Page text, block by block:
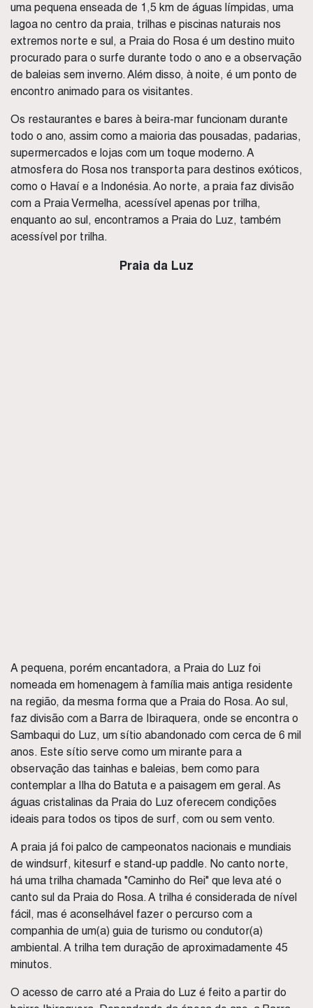
uma pequena enseada de 1,5 km de águas límpidas, uma
lagoa no centro da praia, trilhas e piscinas naturais nos
extremos norte e sul, a Praia do Rosa é um destino muito
procurado para o surfe durante todo o ano e a observação
de baleias sem inverno. Além disso, à noite, é um ponto de
encontro animado para os visitantes.
Os restaurantes e bares à beira-mar funcionam durante
todo o ano, assim como a maioria das pousadas, padarias,
supermercados e lojas com um toque moderno. A
atmosfera do Rosa nos transporta para destinos exóticos,
como o Havaí e a Indonésia. Ao norte, a praia faz divisão
com a Praia Vermelha, acessível apenas por trilha,
enquanto ao sul, encontramos a Praia do Luz, também
acessível por trilha.
Praia da Luz
A pequena, porém encantadora, a Praia do Luz foi
nomeada em homenagem à família mais antiga residente
na região, da mesma forma que a Praia do Rosa. Ao sul,
faz divisão com a Barra de Ibiraquera, onde se encontra o
Sambaqui do Luz, um sítio abandonado com cerca de 6 mil
anos. Este sítio serve como um mirante para a
observação das tainhas e baleias, bem como para
contemplar a Ilha do Batuta e a paisagem em geral. As
águas cristalinas da Praia do Luz oferecem condições
ideais para todos os tipos de surf, com ou sem vento.
A praia já foi palco de campeonatos nacionais e mundiais
de windsurf, kitesurf e stand-up paddle. No canto norte,
há uma trilha chamada "Caminho do Rei" que leva até o
canto sul da Praia do Rosa. A trilha é considerada de nível
fácil, mas é aconselhável fazer o percurso com a
companhia de um(a) guia de turismo ou condutor(a)
ambiental. A trilha tem duração de aproximadamente 45
minutos.
O acesso de carro até a Praia do Luz é feito a partir do